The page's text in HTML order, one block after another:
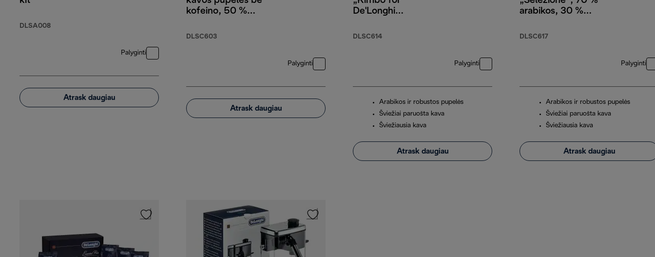
DLSA008
Palyginti
Atrask daugiau
kofeino, 50 %
robustos, 250 g
DLSC603
Palyginti
Atrask daugiau
De'Longhi
arabikos ir 35 %
DLSC614
Palyginti
Arabikos ir robustos pupelės
Šviežiai paruošta kava
Šviežiausia kava
Atrask daugiau
arabikos, 30 %
DLSC617
Palyginti
Arabikos ir robustos pupelės
Šviežiai paruošta kava
Šviežiausia kava
Atrask daugiau